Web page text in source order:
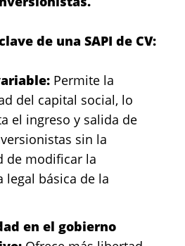
de una SAPI de CV:
Permite la
del capital social, lo
el ingreso y salida de
sin la
de modificar la
legal básica de la
en el gobierno